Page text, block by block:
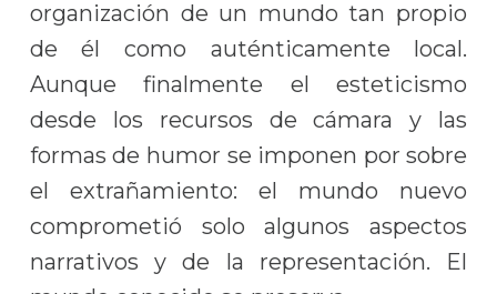
organización de un mundo tan propio
de él como auténticamente local.
Aunque finalmente el esteticismo
desde los recursos de cámara y las
formas de humor se imponen por sobre
el extrañamiento: el mundo nuevo
comprometió solo algunos aspectos
narrativos y de la representación. El